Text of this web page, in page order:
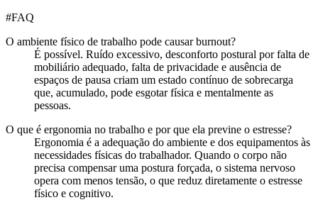
#FAQ
O ambiente físico de trabalho pode causar burnout?
É possível. Ruído excessivo, desconforto postural por falta de
mobiliário adequado, falta de privacidade e ausência de
espaços de pausa criam um estado contínuo de sobrecarga
que, acumulado, pode esgotar física e mentalmente as
pessoas.
O que é ergonomia no trabalho e por que ela previne o estresse?
Ergonomia é a adequação do ambiente e dos equipamentos às
necessidades físicas do trabalhador. Quando o corpo não
precisa compensar uma postura forçada, o sistema nervoso
opera com menos tensão, o que reduz diretamente o estresse
físico e cognitivo.